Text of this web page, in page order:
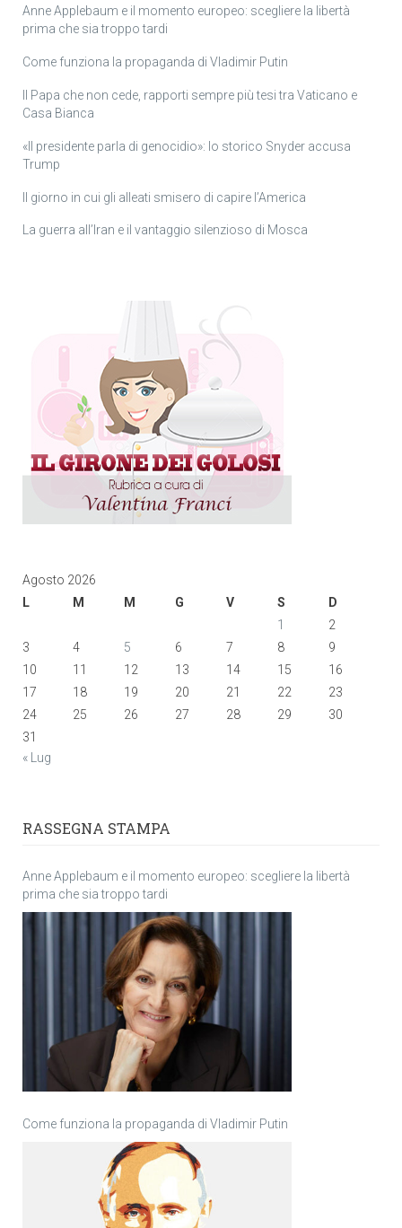
Anne Applebaum e il momento europeo: scegliere la libertà
prima che sia troppo tardi
Come funziona la propaganda di Vladimir Putin
Il Papa che non cede, rapporti sempre più tesi tra Vaticano e
Casa Bianca
«Il presidente parla di genocidio»: lo storico Snyder accusa
Trump
Il giorno in cui gli alleati smisero di capire l’America
La guerra all’Iran e il vantaggio silenzioso di Mosca
Agosto 2026
L
M M G V S
D
1
2
3
4 5 6 7 8
9
10
11 12 13 14 15
16
17
18 19 20 21 22
23
24
25 26 27 28 29
30
31
« Lug
RASSEGNA STAMPA
Anne Applebaum e il momento europeo: scegliere la libertà
prima che sia troppo tardi
Come funziona la propaganda di Vladimir Putin